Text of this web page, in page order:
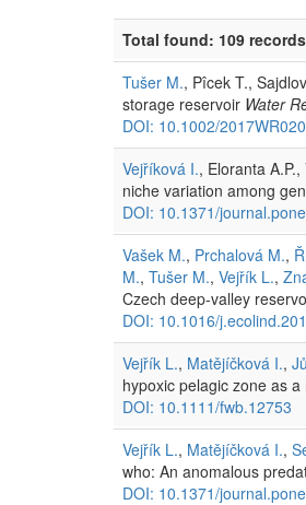
Total found: 109 records
Tušer M., Pîcek T.,
storage reservoir Water
DOI: 10.1002/
Vejříková I., Eloranta A.P.,
niche variation among
DOI: 10.1371/
Vašek M., Prchalová M.,
M., Tušer M., Vejřík L.,
Czech deep-valley
DOI: 10.1016/
Vejřík L., Matějíčková I.,
hypoxic pelagic zone as
DOI: 10.1111/fwb.12753
Vejřík L., Matějíčková I.,
who: An anomalous
DOI: 10.1371/